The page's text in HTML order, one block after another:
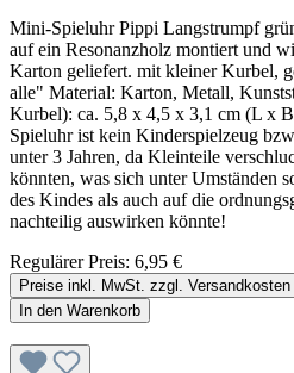
Mini-Spieluhr Pippi Langstrumpf
auf ein Resonanzholz montiert und
Karton geliefert. mit kleiner Kurbel,
alle" Material: Karton, Metall,
Kurbel): ca. 5,8 x 4,5 x 3,1 cm (L x
Spieluhr ist kein Kinderspielzeug
unter 3 Jahren, da Kleinteile
könnten, was sich unter Umständen
des Kindes als auch auf die
nachteilig auswirken könnte!
Regulärer Preis: 6,95 €
Preise inkl. MwSt. zzgl. Versandkosten
In den Warenkorb